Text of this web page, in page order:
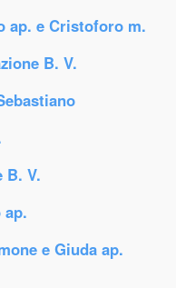
ap. e Cristoforo m.
B. V.
B. V.
ap.
e Giuda ap.